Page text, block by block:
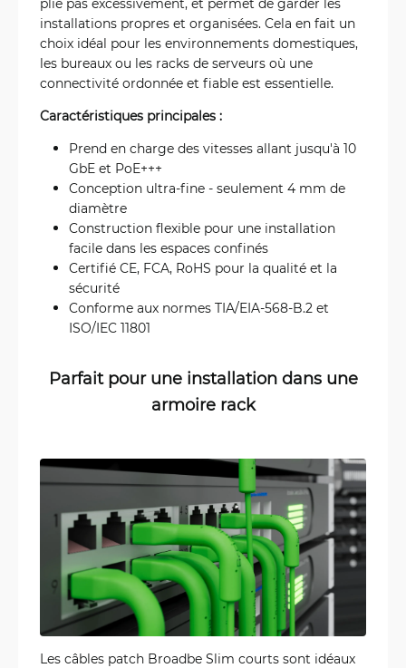
installations propres et organisées. Cela en fait un
choix idéal pour les environnements domestiques,
les bureaux ou les racks de serveurs où une
connectivité ordonnée et fiable est essentielle.
Caractéristiques principales :
Prend en charge des vitesses allant jusqu'à 10
GbE et PoE+++
Conception ultra-fine - seulement 4 mm de
diamètre
Construction flexible pour une installation
facile dans les espaces confinés
Certifié CE, FCA, RoHS pour la qualité et la
sécurité
Conforme aux normes TIA/EIA-568-B.2 et
ISO/IEC 11801
Parfait pour une installation dans une
armoire rack
Les câbles patch Broadbe Slim courts sont idéaux